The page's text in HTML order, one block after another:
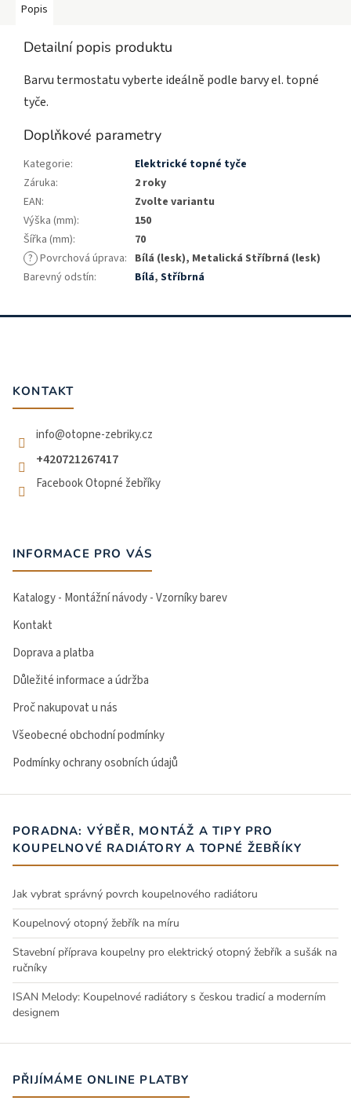
Popis
Detailní popis produktu
Barvu termostatu vyberte ideálně podle barvy el. topné
tyče.
Doplňkové parametry
Kategorie:
Elektrické topné tyče
Záruka:
2 roky
EAN:
Zvolte variantu
Výška (mm):
150
Šířka (mm):
70
? Povrchová úprava: Bílá (lesk), Metalická Stříbrná (lesk)
Barevný odstín: Bílá, Stříbrná
Z
KONTAKT
info@otopne-zebriky.cz
+420721267417
Facebook Otopné žebříky
INFORMACE PRO VÁS
Katalogy - Montážní návody - Vzorníky barev
Kontakt
Doprava a platba
Důležité informace a údržba
Proč nakupovat u nás
Všeobecné obchodní podmínky
Podmínky ochrany osobních údajů
PORADNA: VÝBĚR, MONTÁŽ A TIPY PRO
KOUPELNOVÉ RADIÁTORY A TOPNÉ ŽEBŘÍKY
Jak vybrat správný povrch koupelnového radiátoru
Koupelnový otopný žebřík na míru
Stavební příprava koupelny pro elektrický otopný žebřík a sušák na
ručníky
ISAN Melody: Koupelnové radiátory s českou tradicí a moderním
designem
PŘIJÍMÁME ONLINE PLATBY